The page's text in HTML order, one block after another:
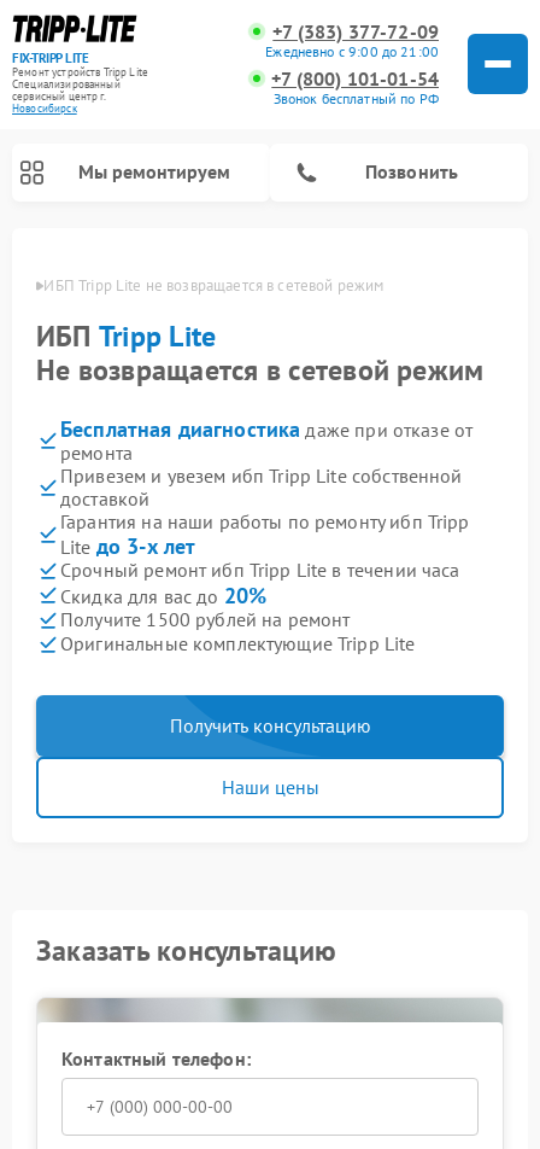
FIX-TRIPP LITE
Ремонт устройств Tripp Lite
Специализированный
cервисный центр г.
Новосибирск
+7 (383) 377-72-09
Ежедневно с 9:00 до 21:00
+7 (800) 101-01-54
Звонок бесплатный по РФ
Мы ремонтируем Позвонить
ИБП Tripp Lite не возвращается в сетевой режим
ИБП Tripp Lite
Не возвращается в сетевой режим
Бесплатная диагностика даже при отказе от
ремонта
Привезем и увезем ибп Tripp Lite собственной
доставкой
Гарантия на наши работы по ремонту ибп Tripp
Lite до 3-х лет
Срочный ремонт ибп Tripp Lite в течении часа
Скидка для вас до 20%
Получите 1500 рублей на ремонт
Оригинальные комплектующие Tripp Lite
Получить консультацию
Наши цены
Заказать консультацию
Контактный телефон: